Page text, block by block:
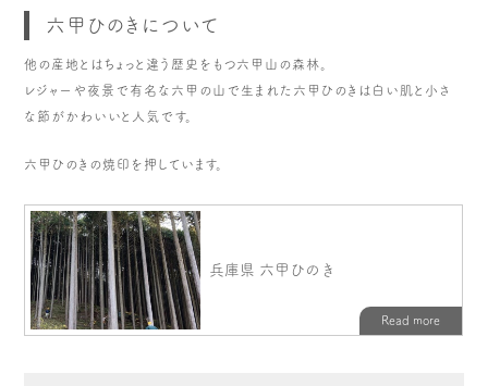
六甲ひのきについて
他の産地とはちょっと違う歴史をもつ六甲山の森林。
レジャーや夜景で有名な六甲の山で生まれた六甲ひのきは白い肌と小さ
な節がかわいいと人気です。
六甲ひのきの焼印を押しています。